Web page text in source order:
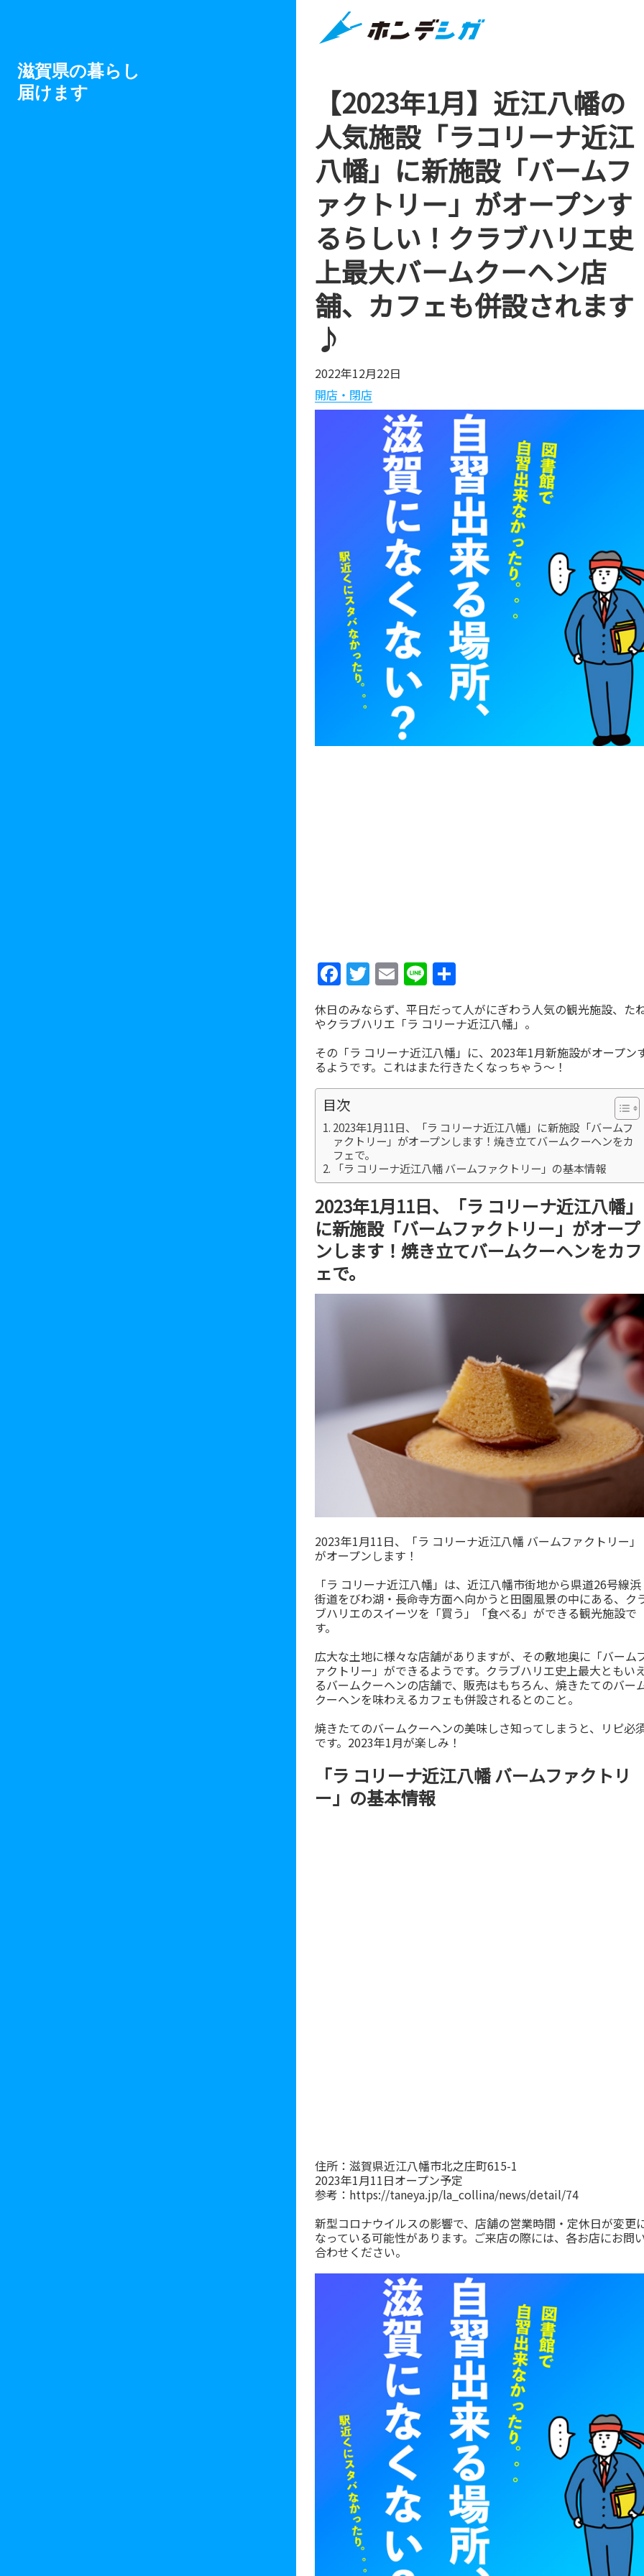
【2023年1月】近江八幡の
人気施設「ラコリーナ近江
八幡」に新施設「バームフ
ァクトリー」がオープンす
るらしい！クラブハリエ史
上最大バームクーヘン店
舗、カフェも併設されます
♪
2022年12月22日
開店・閉店
Facebook
Twitter
Email
Line
有
休日のみならず、平日だって人がにぎわう人気の観光施設、た
やクラブハリエ「ラ コリーナ近江八幡」。
その「ラ コリーナ近江八幡」に、2023年1月新施設がオープン
るようです。これはまた行きたくなっちゃう～！
目次
2023年1月11日、「ラ コリーナ近江八幡」に新施設「バームフ
ァクトリー」がオープンします！焼き立てバームクーヘンをカ
フェで。
「ラ コリーナ近江八幡 バームファクトリー」の基本情報
2023年1月11日、「ラ コリーナ近江八幡」
に新施設「バームファクトリー」がオープ
ンします！焼き立てバームクーヘンをカフ
ェで。
2023年1月11日、「ラ コリーナ近江八幡 バームファクトリー」
がオープンします！
「ラ コリーナ近江八幡」は、近江八幡市街地から県道26号線浜
街道をびわ湖・長命寺方面へ向かうと田園風景の中にある、ク
ブハリエのスイーツを「買う」「食べる」ができる観光施設で
す。
広大な土地に様々な店舗がありますが、その敷地奥に「バーム
ァクトリー」ができるようです。クラブハリエ史上最大ともい
るバームクーヘンの店舗で、販売はもちろん、焼きたてのバー
クーヘンを味わえるカフェも併設されるとのこと。
焼きたてのバームクーヘンの美味しさ知ってしまうと、リピ必
です。2023年1月が楽しみ！
「ラ コリーナ近江八幡 バームファクトリ
ー」の基本情報
住所：滋賀県近江八幡市北之庄町615-1
2023年1月11日オープン予定
参考： https://taneya.jp/la_collina/news/detail/74
新型コロナウイルスの影響で、店舗の営業時間・定休日が変更
なっている可能性があります。ご来店の際には、各お店にお問
合わせください。
滋賀県の暮らし
届けます